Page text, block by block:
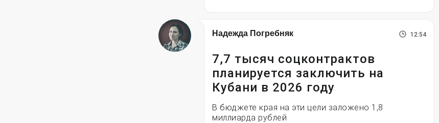
Надежда Погребняк 12:54
7,7 тысяч соцконтрактов
планируется заключить на
Кубани в 2026 году
В бюджете края на эти цели заложено 1,8
миллиарда рублей